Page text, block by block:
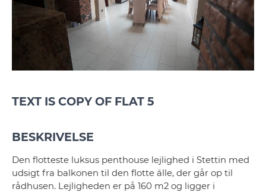
TEXT IS COPY OF FLAT 5
BESKRIVELSE
Den flotteste luksus penthouse lejlighed i Stettin med
udsigt fra balkonen til den flotte álle, der går op til
rådhusen. Lejligheden er på 160 m2 og ligger i